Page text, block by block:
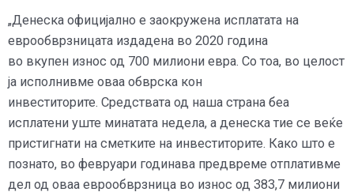
„Денеска официјално е заокружена исплатата на
еврообврзницата издадена во 2020 година
во вкупен износ од 700 милиони евра. Со тоа, во целост
ја исполнивме оваа обврска кон
инвеститорите. Средствата од наша страна беа
исплатени уште минатата недела, а денеска тие се веќе
пристигнати на сметките на инвеститорите. Како што е
познато, во февруари годинава предвреме отплативме
дел од оваа еврообврзница во износ од 383,7 милиони